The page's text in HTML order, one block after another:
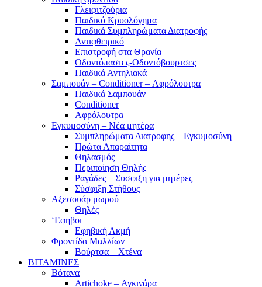
Γλειφιτζούρια
Παιδικό Κρυολόγημα
Παιδικά Συμπληρώματα Διατροφής
Αντιφθειρικό
Επιστροφή στα Θρανία
Οδοντόπαστες-Οδοντόβουρτσες
Παιδικά Αντηλιακά
Σαμπουάν – Conditioner – Αφρόλουτρα
Παιδικά Σαμπουάν
Conditioner
Αφρόλουτρα
Εγκυμοσύνη – Νέα μητέρα
Συμπληρώματα Διατροφης – Εγκυμοσύνη
Πρώτα Απαραίτητα
Θηλασμός
Περιποίηση Θηλής
Ραγάδες – Συσφιξη για μητέρες
Σύσφιξη Στήθους
Αξεσουάρ μωρού
Θηλές
‘Εφηβοι
Εφηβική Ακμή
Φροντίδα Μαλλίων
Βούρτσα – Χτένα
ΒΙΤΑΜΙΝΕΣ
Βότανα
Artichoke – Αγκινάρα